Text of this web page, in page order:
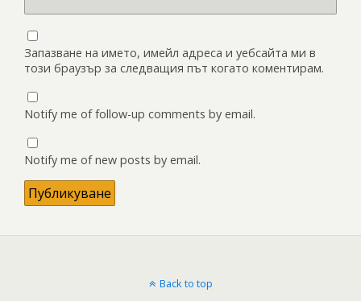
Запазване на името, имейл адреса и уебсайта ми в
този браузър за следващия път когато коментирам.
Notify me of follow-up comments by email.
Notify me of new posts by email.
Back to top